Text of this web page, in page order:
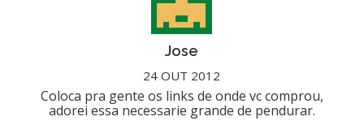
Jose
24 OUT 2012
Coloca pra gente os links de onde vc comprou,
adorei essa necessarie grande de pendurar.